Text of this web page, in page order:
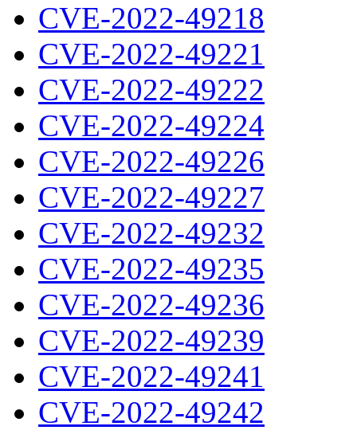
CVE-2022-49218
CVE-2022-49221
CVE-2022-49222
CVE-2022-49224
CVE-2022-49226
CVE-2022-49227
CVE-2022-49232
CVE-2022-49235
CVE-2022-49236
CVE-2022-49239
CVE-2022-49241
CVE-2022-49242